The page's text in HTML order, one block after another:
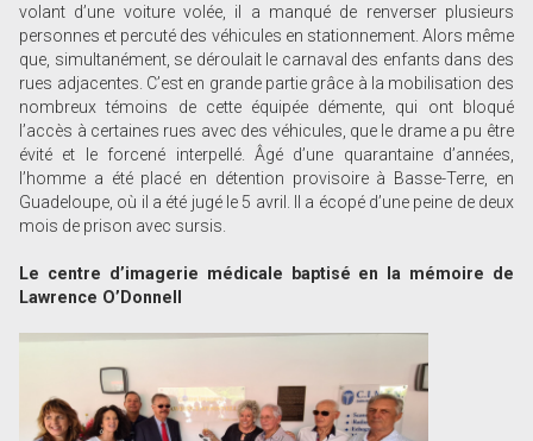
volant d’une voiture volée, il a manqué de renverser plusieurs
personnes et percuté des véhicules en stationnement. Alors même
que, simultanément, se déroulait le carnaval des enfants dans des
rues adjacentes. C’est en grande partie grâce à la mobilisation des
nombreux témoins de cette équipée démente, qui ont bloqué
l’accès à certaines rues avec des véhicules, que le drame a pu être
évité et le forcené interpellé. Âgé d’une quarantaine d’années,
l’homme a été placé en détention provisoire à Basse-Terre, en
Guadeloupe, où il a été jugé le 5 avril. Il a écopé d’une peine de deux
mois de prison avec sursis.
Le centre d’imagerie médicale baptisé en la mémoire de
Lawrence O’Donnell